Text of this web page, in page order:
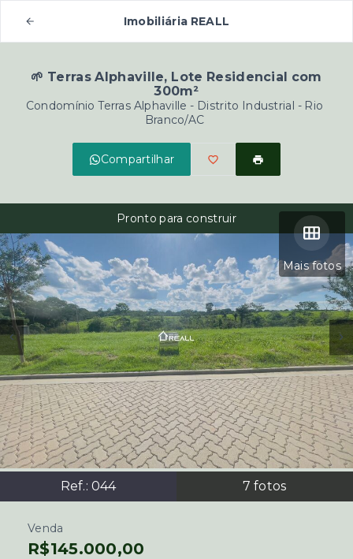
Imobiliária REALL
🌱 Terras Alphaville, Lote Residencial com
300m²
Condomínio Terras Alphaville - Distrito Industrial - Rio
Branco/AC
Compartilhar
Mais fotos
Ref.: 044 7 fotos
Pronto para construir
Venda
R$145.000,00